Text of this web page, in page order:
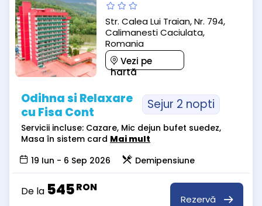
Str. Calea Lui Traian, Nr. 794,
Calimanesti Caciulata,
Romania
Vezi pe
hartă
Odihna si Relaxare
cu Fisa Cont
Sejur 2 nopti
Servicii incluse: Cazare, Mic dejun bufet suedez,
Masa în sistem card Mai mult
19 Iun - 6 Sep 2026
Demipensiune
De la 545RON
Rezervă